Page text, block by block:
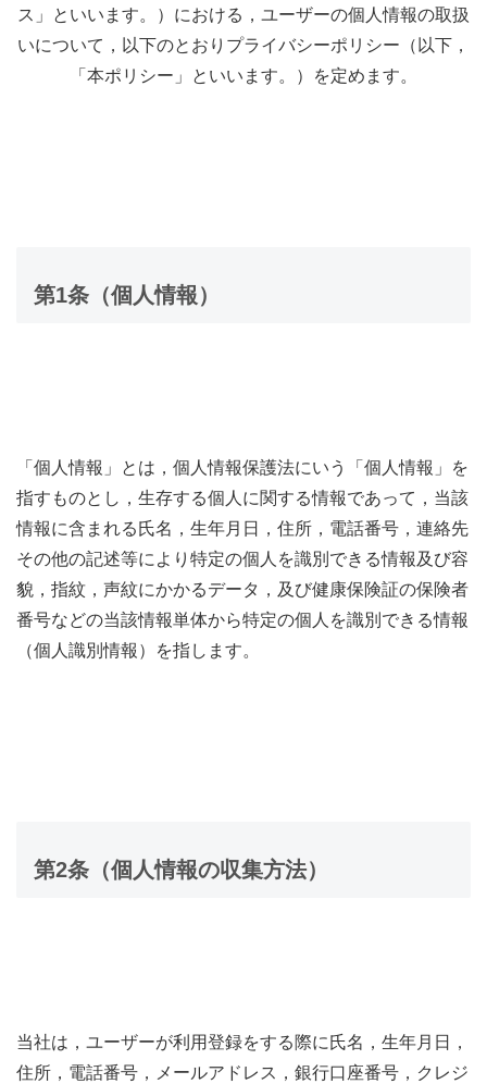
ス」といいます。）における，ユーザーの個人情報の取扱
いについて，以下のとおりプライバシーポリシー（以下，
「本ポリシー」といいます。）を定めます。
第1条（個人情報）
「個人情報」とは，個人情報保護法にいう「個人情報」を
指すものとし，生存する個人に関する情報であって，当該
情報に含まれる氏名，生年月日，住所，電話番号，連絡先
その他の記述等により特定の個人を識別できる情報及び容
貌，指紋，声紋にかかるデータ，及び健康保険証の保険者
番号などの当該情報単体から特定の個人を識別できる情報
（個人識別情報）を指します。
第2条（個人情報の収集方法）
当社は，ユーザーが利用登録をする際に氏名，生年月日，
住所，電話番号，メールアドレス，銀行口座番号，クレジ